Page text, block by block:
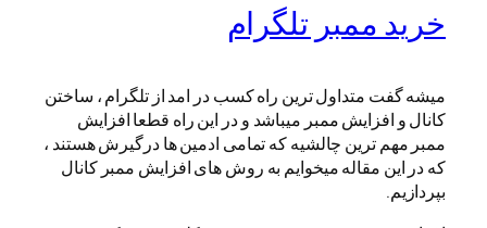
خرید ممبر تلگرام
میشه گفت متداول ترین راه کسب در امد از تلگرام ، ساختن
کانال و افزایش ممبر میباشد و در این راه قطعا افزایش
ممبر مهم ترین چالشیه که تمامی ادمین ها درگیرش هستند ،
که در این مقاله میخوایم به روش های افزایش ممبر کانال
بپردازیم.